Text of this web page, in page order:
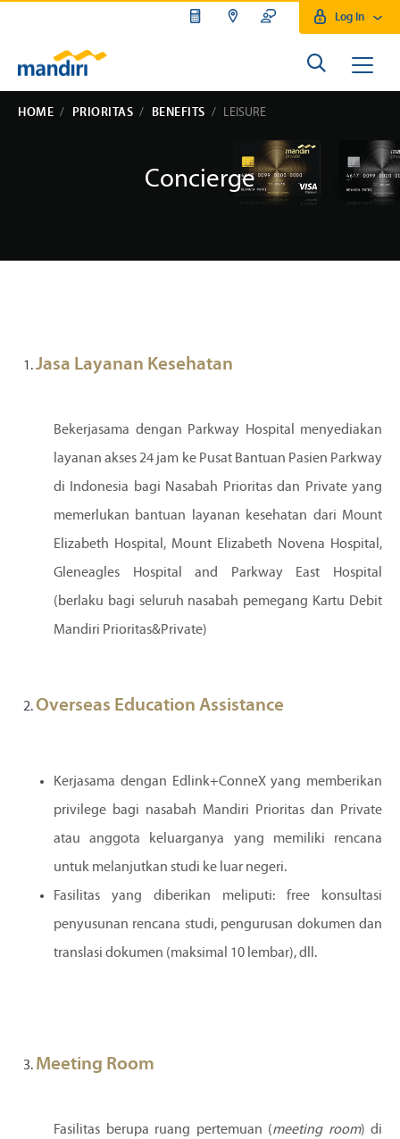
Log In
HOME PRIORITAS BENEFITS LEISURE
Concierge
Jasa Layanan Kesehatan
Bekerjasama dengan Parkway Hospital menyediakan
layanan akses 24 jam ke Pusat Bantuan Pasien Parkway
di Indonesia bagi Nasabah Prioritas dan Private yang
memerlukan bantuan layanan kesehatan dari Mount
Elizabeth Hospital, Mount Elizabeth Novena Hospital,
Gleneagles Hospital and Parkway East Hospital
(berlaku bagi seluruh nasabah pemegang Kartu Debit
Mandiri Prioritas&Private)
Overseas Education Assistance
Kerjasama dengan Edlink+ConneX yang memberikan
privilege bagi nasabah Mandiri Prioritas dan Private
atau anggota keluarganya yang memiliki rencana
untuk melanjutkan studi ke luar negeri.
Fasilitas yang diberikan meliputi: free konsultasi
penyusunan rencana studi, pengurusan dokumen dan
translasi dokumen (maksimal 10 lembar), dll.
Meeting Room
Fasilitas berupa ruang pertemuan (meeting room) di